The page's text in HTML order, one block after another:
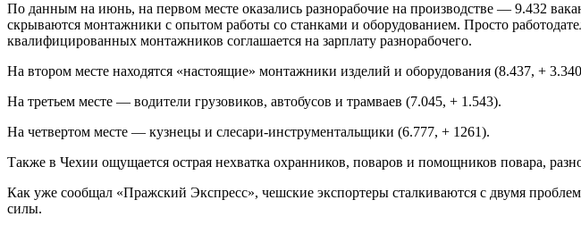
По данным на июнь, на первом месте оказались разнорабочие на производстве — 9.432
скрываются монтажники с опытом работы со станками и оборудованием. Просто
квалифицированных монтажников соглашается на зарплату разнорабочего.
На втором месте находятся «настоящие» монтажники изделий и оборудования (8.437, +
На третьем месте — водители грузовиков, автобусов и трамваев (7.045, + 1.543).
На четвертом месте — кузнецы и слесари-инструментальщики (6.777, + 1261).
Также в Чехии ощущается острая нехватка охранников, поваров и помощников повара,
Как уже сообщал «Пражский Экспресс», чешские экспортеры сталкиваются с двумя
силы.